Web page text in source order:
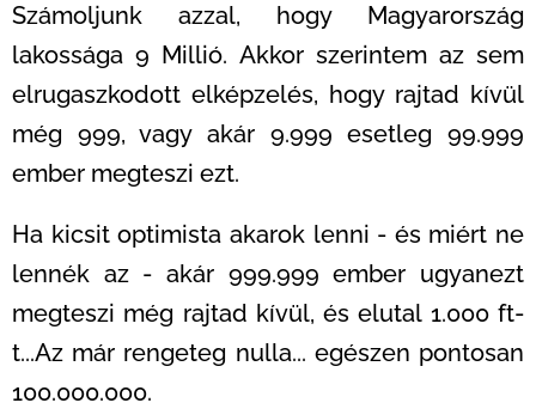
Számoljunk azzal, hogy Magyarország
lakossága 9 Millió. Akkor szerintem az sem
elrugaszkodott elképzelés, hogy rajtad kívül
még 999, vagy akár 9.999 esetleg 99.999
ember megteszi ezt.
Ha kicsit optimista akarok lenni - és miért ne
lennék az - akár 999.999 ember ugyanezt
megteszi még rajtad kívül, és elutal 1.000 ft-
t...Az már rengeteg nulla... egészen pontosan
100.000.000.